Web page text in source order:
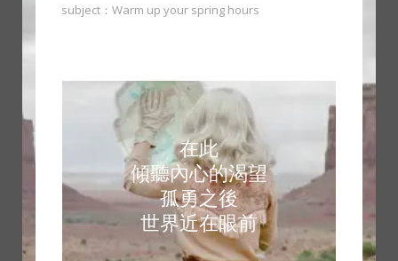
subject：Warm up your spring hours
在此
傾聽內心的渴望
孤勇之後
世界近在眼前